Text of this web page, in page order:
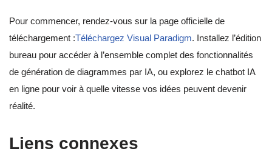
Pour commencer, rendez-vous sur la page officielle de
téléchargement :Téléchargez Visual Paradigm. Installez l’édition
bureau pour accéder à l’ensemble complet des fonctionnalités
de génération de diagrammes par IA, ou explorez le chatbot IA
en ligne pour voir à quelle vitesse vos idées peuvent devenir
réalité.
Liens connexes